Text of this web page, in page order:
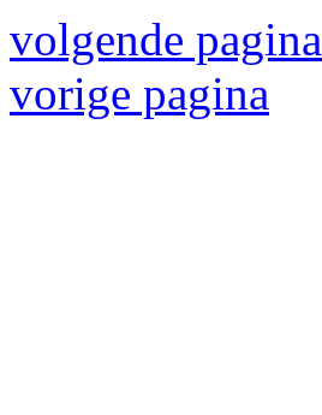
volgende pagina
vorige pagina